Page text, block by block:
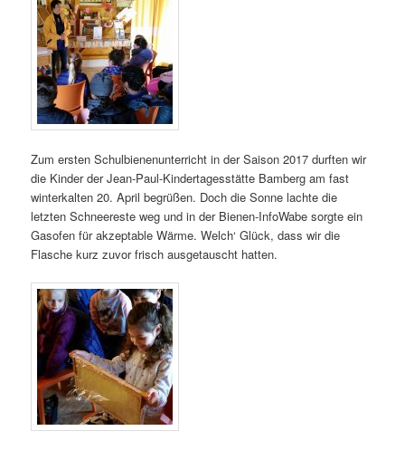
Zum ersten Schulbienenunterricht in der Saison 2017 durften wir
die Kinder der Jean-Paul-Kindertagesstätte Bamberg am fast
winterkalten 20. April begrüßen. Doch die Sonne lachte die
letzten Schneereste weg und in der Bienen-InfoWabe sorgte ein
Gasofen für akzeptable Wärme. Welch‘ Glück, dass wir die
Flasche kurz zuvor frisch ausgetauscht hatten.